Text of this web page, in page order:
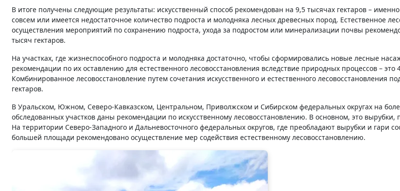
В итоге получены следующие результаты: искусственный способ рекомендован на 9,5 тысячах гектаров –
совсем или имеется недостаточное количество подроста и молодняка лесных древесных пород. Естественное
осуществления мероприятий по сохранению подроста, ухода за подростом или минерализации почвы
тысяч гектаров.
На участках, где жизнеспособного подроста и молодняка достаточно, чтобы сформировались новые лесные
рекомендации по их оставлению для естественного лесовосстановления вследствие природных процессов – это
Комбинированное лесовосстановление путем сочетания искусственного и естественного лесовосстановления
гектаров.
В Уральском, Южном, Северо-Кавказском, Центральном, Приволжском и Сибирском федеральных округах на
обследованных участков даны рекомендации по искусственному лесовосстановлению. В основном, это
На территории Северо-Западного и Дальневосточного федеральных округов, где преобладают вырубки и гари
большей площади рекомендовано осуществление мер содействия естественному лесовосстановлению.